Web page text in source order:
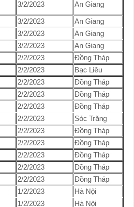
3/2/2023 An Giang
3/2/2023
An Giang
3/2/2023
An Giang
3/2/2023
An Giang
2/2/2023
Đồng Tháp
2/2/2023
Bạc Liêu
2/2/2023
Đồng Tháp
2/2/2023
Đồng Tháp
2/2/2023
Đồng Tháp
2/2/2023
Sóc Trăng
2/2/2023
Đồng Tháp
2/2/2023
Đồng Tháp
2/2/2023
Đồng Tháp
2/2/2023
Đồng Tháp
2/2/2023
Đồng Tháp
1/2/2023
Hà Nội
1/2/2023 Hà Nội